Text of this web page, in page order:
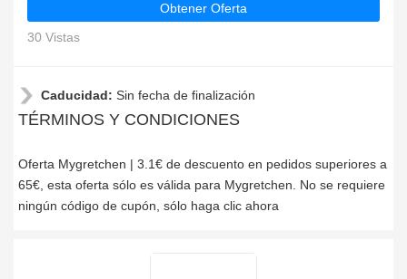
Obtener Oferta
30 Vistas
Caducidad: Sin fecha de finalización
TÉRMINOS Y CONDICIONES
Oferta Mygretchen | 3.1€ de descuento en pedidos superiores a
65€, esta oferta sólo es válida para Mygretchen. No se requiere
ningún código de cupón, sólo haga clic ahora